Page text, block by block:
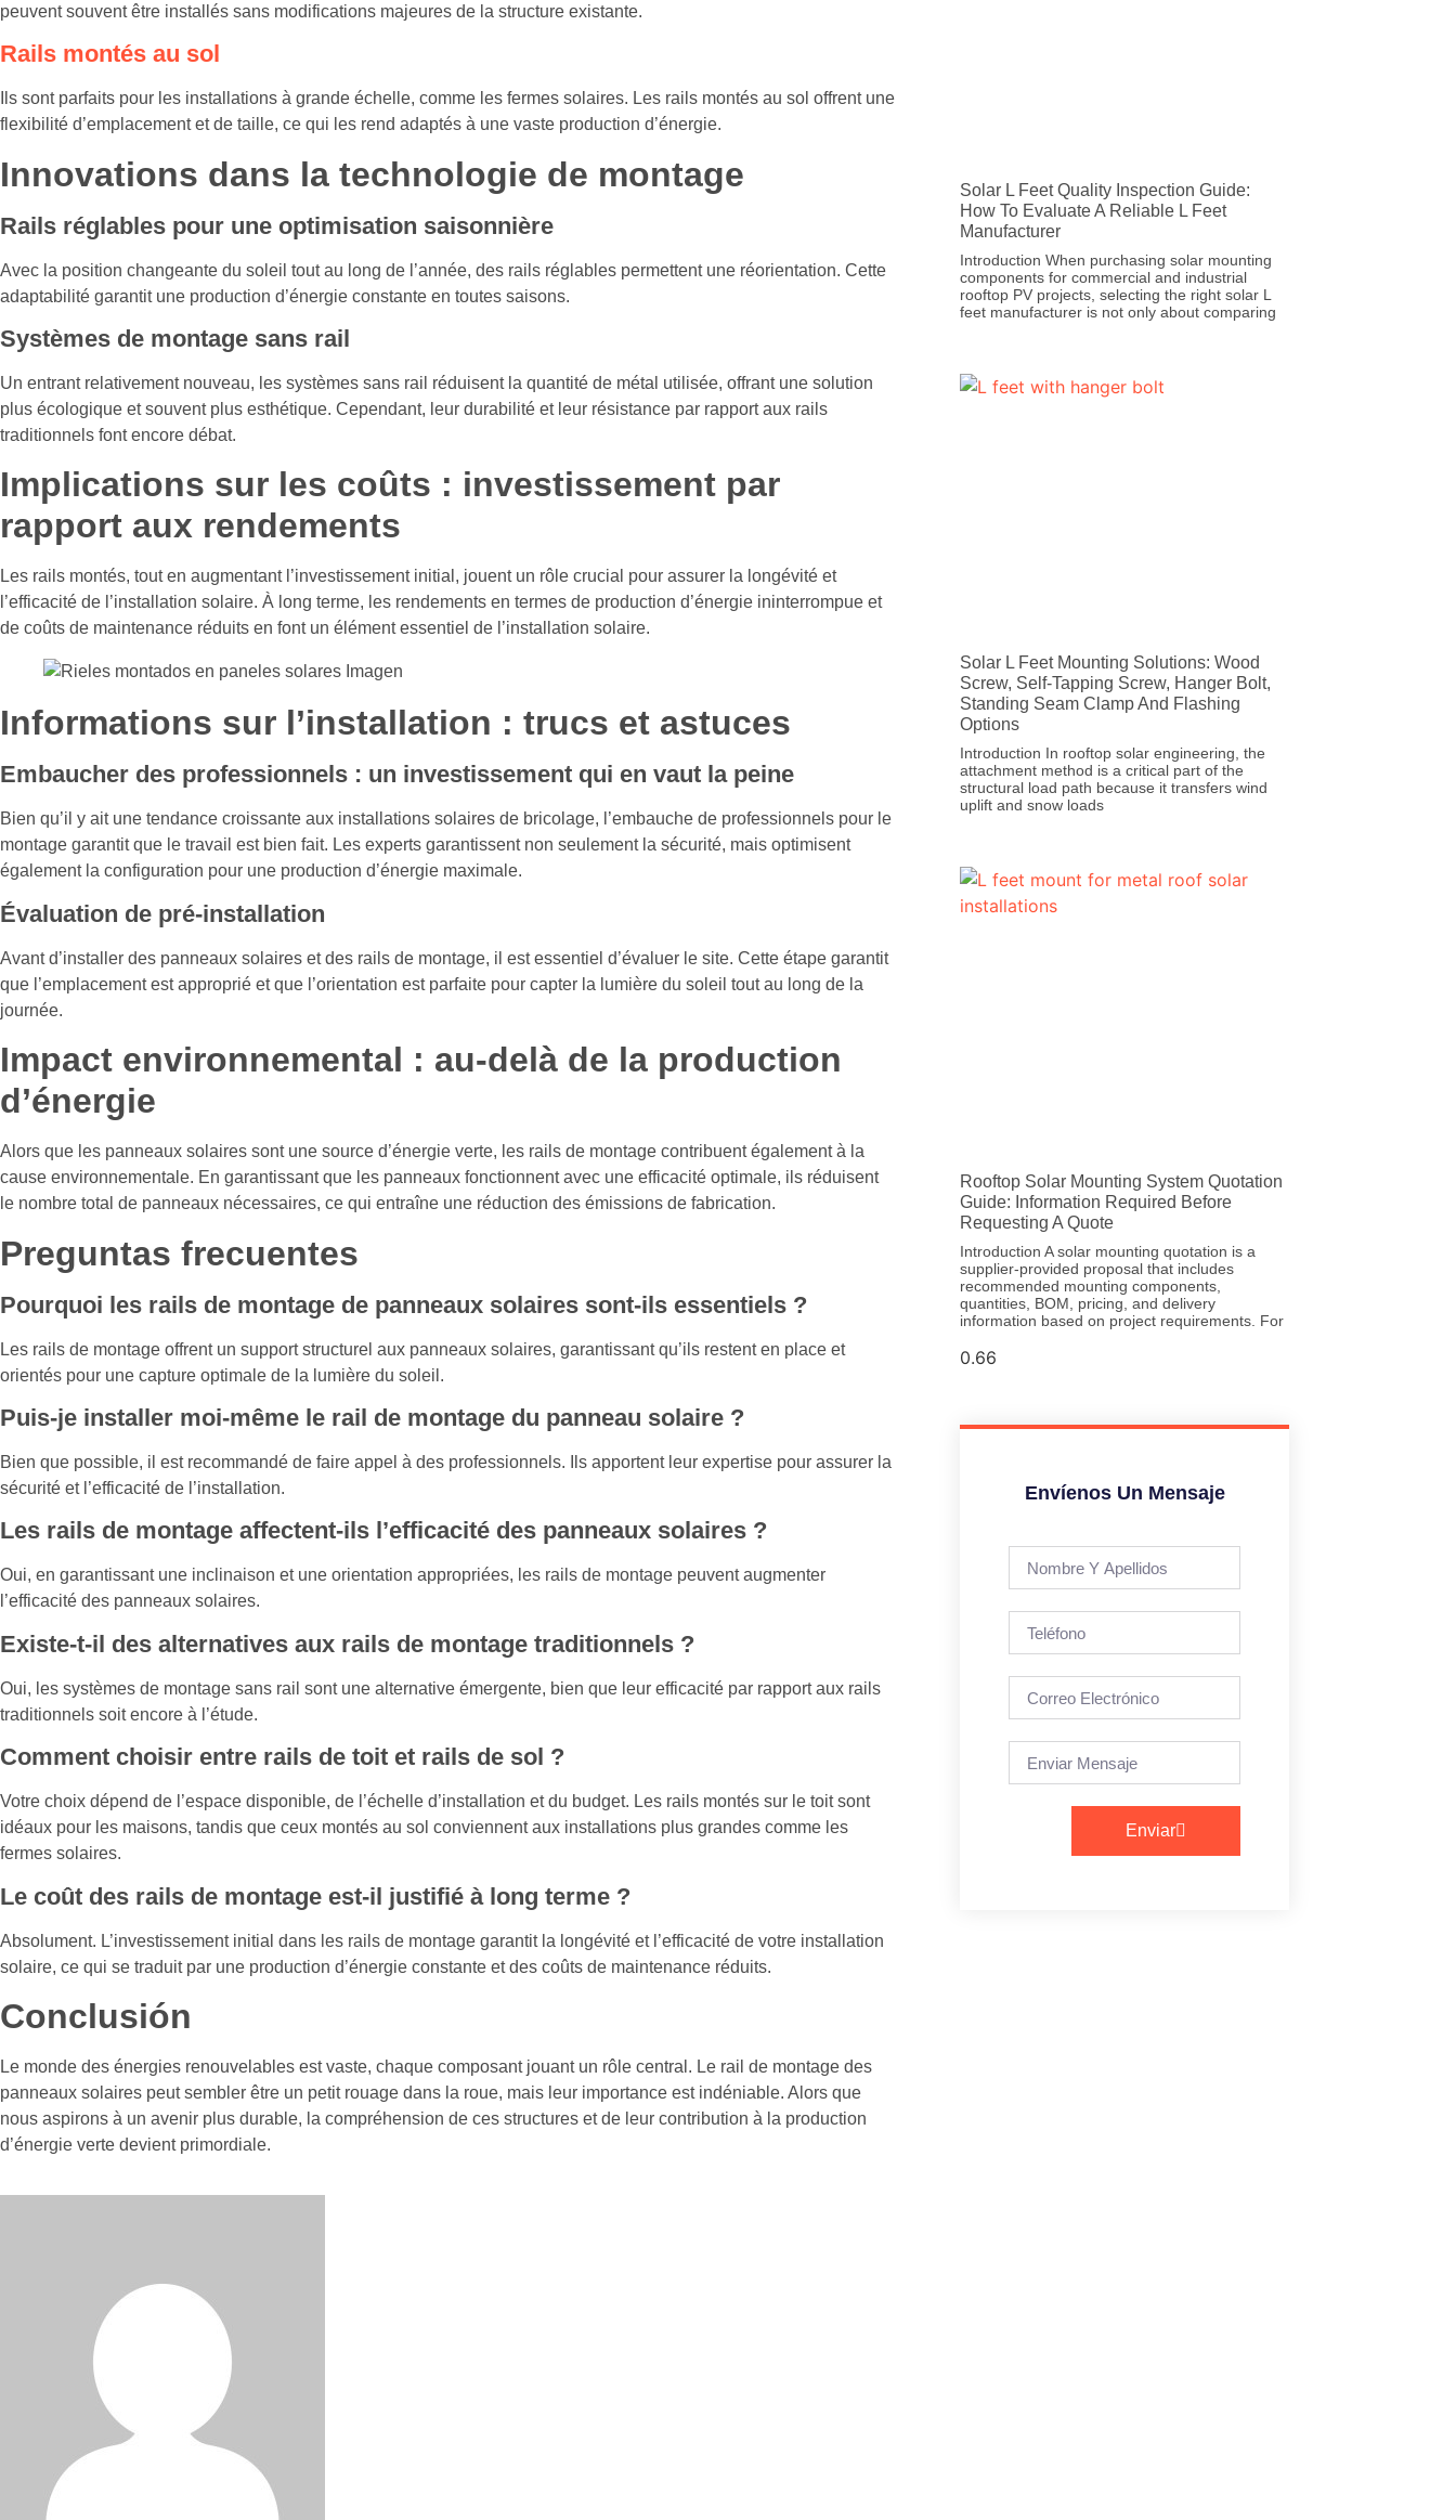
peuvent souvent être installés sans modifications majeures de la structure existante.
Rails montés au sol
Ils sont parfaits pour les installations à grande échelle, comme les fermes solaires. Les rails montés au sol offrent une
flexibilité d’emplacement et de taille, ce qui les rend adaptés à une vaste production d’énergie.
Innovations dans la technologie de montage
Rails réglables pour une optimisation saisonnière
Avec la position changeante du soleil tout au long de l’année, des rails réglables permettent une réorientation. Cette
adaptabilité garantit une production d’énergie constante en toutes saisons.
Systèmes de montage sans rail
Un entrant relativement nouveau, les systèmes sans rail réduisent la quantité de métal utilisée, offrant une solution
plus écologique et souvent plus esthétique. Cependant, leur durabilité et leur résistance par rapport aux rails
traditionnels font encore débat.
Implications sur les coûts : investissement par
rapport aux rendements
Les rails montés, tout en augmentant l’investissement initial, jouent un rôle crucial pour assurer la longévité et
l’efficacité de l’installation solaire. À long terme, les rendements en termes de production d’énergie ininterrompue et
de coûts de maintenance réduits en font un élément essentiel de l’installation solaire.
Informations sur l’installation : trucs et astuces
Embaucher des professionnels : un investissement qui en vaut la peine
Bien qu’il y ait une tendance croissante aux installations solaires de bricolage, l’embauche de professionnels pour le
montage garantit que le travail est bien fait. Les experts garantissent non seulement la sécurité, mais optimisent
également la configuration pour une production d’énergie maximale.
Évaluation de pré-installation
Avant d’installer des panneaux solaires et des rails de montage, il est essentiel d’évaluer le site. Cette étape garantit
que l’emplacement est approprié et que l’orientation est parfaite pour capter la lumière du soleil tout au long de la
journée.
Impact environnemental : au-delà de la production
d’énergie
Alors que les panneaux solaires sont une source d’énergie verte, les rails de montage contribuent également à la
cause environnementale. En garantissant que les panneaux fonctionnent avec une efficacité optimale, ils réduisent
le nombre total de panneaux nécessaires, ce qui entraîne une réduction des émissions de fabrication.
Preguntas frecuentes
Pourquoi les rails de montage de panneaux solaires sont-ils essentiels ?
Les rails de montage offrent un support structurel aux panneaux solaires, garantissant qu’ils restent en place et
orientés pour une capture optimale de la lumière du soleil.
Puis-je installer moi-même le rail de montage du panneau solaire ?
Bien que possible, il est recommandé de faire appel à des professionnels. Ils apportent leur expertise pour assurer la
sécurité et l’efficacité de l’installation.
Les rails de montage affectent-ils l’efficacité des panneaux solaires ?
Oui, en garantissant une inclinaison et une orientation appropriées, les rails de montage peuvent augmenter
l’efficacité des panneaux solaires.
Existe-t-il des alternatives aux rails de montage traditionnels ?
Oui, les systèmes de montage sans rail sont une alternative émergente, bien que leur efficacité par rapport aux rails
traditionnels soit encore à l’étude.
Comment choisir entre rails de toit et rails de sol ?
Votre choix dépend de l’espace disponible, de l’échelle d’installation et du budget. Les rails montés sur le toit sont
idéaux pour les maisons, tandis que ceux montés au sol conviennent aux installations plus grandes comme les
fermes solaires.
Le coût des rails de montage est-il justifié à long terme ?
Absolument. L’investissement initial dans les rails de montage garantit la longévité et l’efficacité de votre installation
solaire, ce qui se traduit par une production d’énergie constante et des coûts de maintenance réduits.
Conclusión
Le monde des énergies renouvelables est vaste, chaque composant jouant un rôle central. Le rail de montage des
panneaux solaires peut sembler être un petit rouage dans la roue, mais leur importance est indéniable. Alors que
nous aspirons à un avenir plus durable, la compréhension de ces structures et de leur contribution à la production
d’énergie verte devient primordiale.
Solar L Feet Quality Inspection Guide:
How To Evaluate A Reliable L Feet
Manufacturer
Introduction When purchasing solar mounting
components for commercial and industrial
rooftop PV projects, selecting the right solar L
feet manufacturer is not only about comparing
Solar L Feet Mounting Solutions: Wood
Screw, Self-Tapping Screw, Hanger Bolt,
Standing Seam Clamp And Flashing
Options
Introduction In rooftop solar engineering, the
attachment method is a critical part of the
structural load path because it transfers wind
uplift and snow loads
Rooftop Solar Mounting System Quotation
Guide: Information Required Before
Requesting A Quote
Introduction A solar mounting quotation is a
supplier-provided proposal that includes
recommended mounting components,
quantities, BOM, pricing, and delivery
information based on project requirements. For
Envíenos Un Mensaje
Enviar